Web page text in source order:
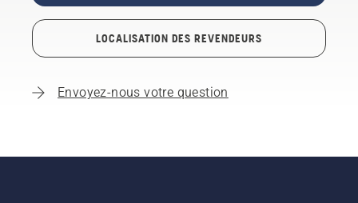
LOCALISATION DES REVENDEURS
Envoyez-nous votre question